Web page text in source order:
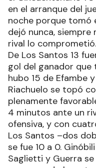
en el arranque del
noche porque tomó
dejó nunca,
rival lo
De Los Santos 13
gol del ganador que
hubo 15 de Efambe
Riachuelo se topó
plenamente
4 minutos ante un
ofensiva, y con
Los Santos –dos
se fue 10 a 0.
Saglietti y Guerra